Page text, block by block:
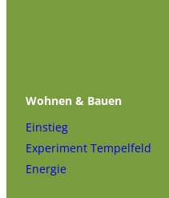
Wohnen & Bauen
Einstieg
Experiment Tempelfeld
Energie